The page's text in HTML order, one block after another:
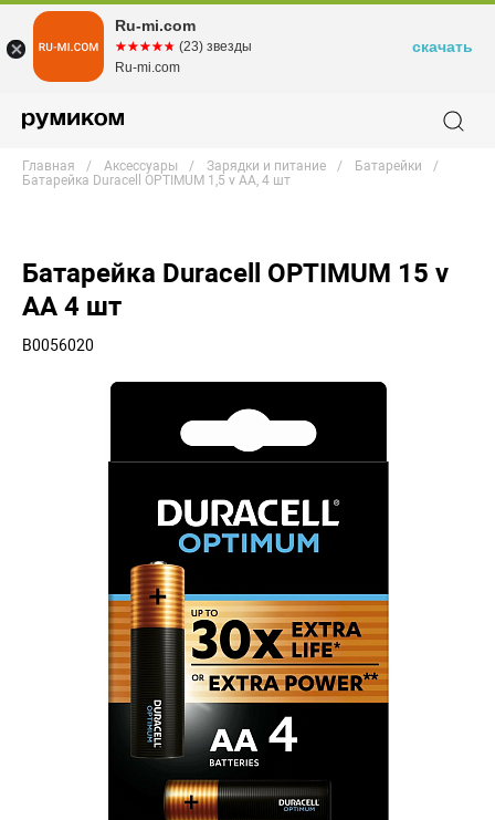
Главная Аксессуары Зарядки и питание
Батарейки
Батарейка Duracell OPTIMUM 1,5 v AA, 4 шт
Батарейка Duracell OPTIMUM 15 v
AA 4 шт
B0056020
Ru-mi.com
☆☆☆☆☆
★★★★★ (23) звезды
Ru-mi.com
скачать